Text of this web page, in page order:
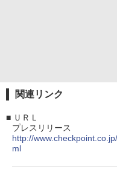
関連リンク
■ ＵＲＬ
プレスリリース
http://
ml